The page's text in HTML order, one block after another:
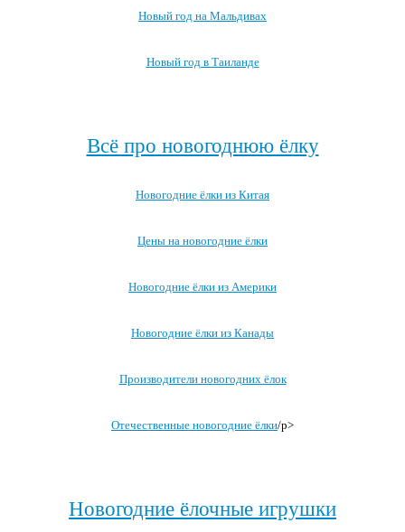
Новый год на Мальдивах
Новый год в Таиланде
Всё про новогоднюю ёлку
Новогодние ёлки из Китая
Цены на новогодние ёлки
Новогодние ёлки из Америки
Новогодние ёлки из Канады
Производители новогодних ёлок
Отечественные новогодние ёлки/p>
Новогодние ёлочные игрушки